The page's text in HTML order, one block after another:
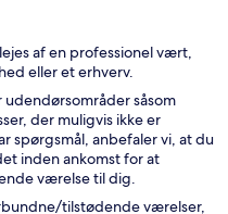
af en professionel vært,
eller et erhverv.
såsom
der muligvis ikke er
spørgsmål, anbefaler vi, at du
inden ankomst for at
værelse til dig.
tilstødende værelser,